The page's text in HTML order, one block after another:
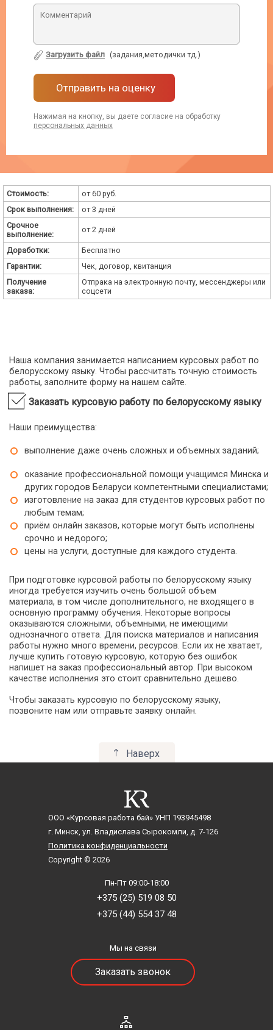
Загрузить файл (задания,методички тд.)
Отправить на оценку
Нажимая на кнопку, вы даете согласие на обработку
персональных данных
Стоимость:
от 60 руб.
Срок выполнения:
от 3 дней
Срочное
выполнение:
от 2 дней
Доработки:
Бесплатно
Гарантии:
Чек, договор, квитанция
Получение
заказа:
Отпрака на электронную почту, мессенджеры или
соцсети
Наша компания занимается написанием курсовых работ по
белорусскому языку. Чтобы рассчитать точную стоимость
работы, заполните форму на нашем сайте.
Заказать курсовую работу по белорусскому языку
Наши преимущества:
выполнение даже очень сложных и объемных заданий;
оказание профессиональной помощи учащимся Минска и
других городов Беларуси компетентными специалистами;
изготовление на заказ для студентов курсовых работ по
любым темам;
приём онлайн заказов, которые могут быть исполнены
срочно и недорого;
цены на услуги, доступные для каждого студента.
При подготовке курсовой работы по белорусскому языку
иногда требуется изучить очень большой объем
материала, в том числе дополнительного, не входящего в
основную программу обучения. Некоторые вопросы
оказываются сложными, объемными, не имеющими
однозначного ответа. Для поиска материалов и написания
работы нужно много времени, ресурсов. Если их не хватает,
лучше купить готовую курсовую, которую без ошибок
напишет на заказ профессиональный автор. При высоком
качестве исполнения это стоит сравнительно дешево.
Чтобы заказать курсовую по белорусскому языку,
позвоните нам или отправьте заявку онлайн.
Наверх
ООО «Курсовая работа бай» УНП 193945498
г. Минск, ул. Владислава Сырокомли, д. 7-126
Политика конфиденциальности
Copyright © 2026
Пн-Пт 09:00-18:00
+375 (25) 519 08 50
+375 (44) 554 37 48
Мы на связи
Заказать звонок